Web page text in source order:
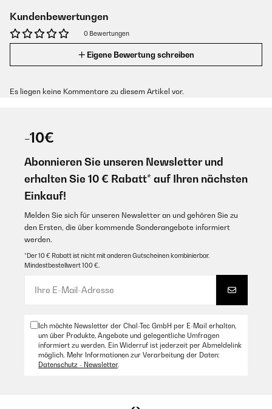
Kundenbewertungen
0 Bewertungen
Eigene Bewertung schreiben
Es liegen keine Kommentare zu diesem Artikel vor.
-10€
Abonnieren Sie unseren Newsletter und
erhalten Sie 10 € Rabatt* auf Ihren nächsten
Einkauf!
Melden Sie sich für unseren Newsletter an und gehören Sie zu
den Ersten, die über kommende Sonderangebote informiert
werden.
*Der 10 € Rabatt ist nicht mit anderen Gutscheinen kombinierbar.
Mindestbestellwert 100 €.
Ich möchte Newsletter der Chal-Tec GmbH per E-Mail erhalten,
um über Produkte, Angebote und gelegentliche Umfragen
informiert zu werden. Ein Widerruf ist jederzeit per Abmeldelink
möglich. Mehr Informationen zur Verarbeitung der Daten:
Datenschutz - Newsletter.